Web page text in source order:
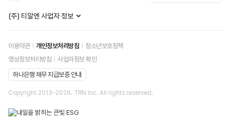
(주) 티알엔 사업자 정보
이용약관 개인정보처리방침
청소년보호정책
영상정보처리방침
사업자정보 확인
하나은행 채무 지급보증 안내
Copyright 2013-2026. TRN Inc. All rights reserved.